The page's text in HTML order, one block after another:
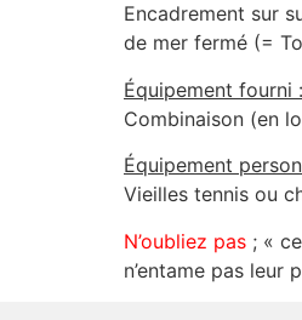
Encadrement sur
de mer fermé (=
Équipement fourni :
Combinaison (en
Équipement
Vieilles tennis ou
N’oubliez pas ; «
n’entame pas leur